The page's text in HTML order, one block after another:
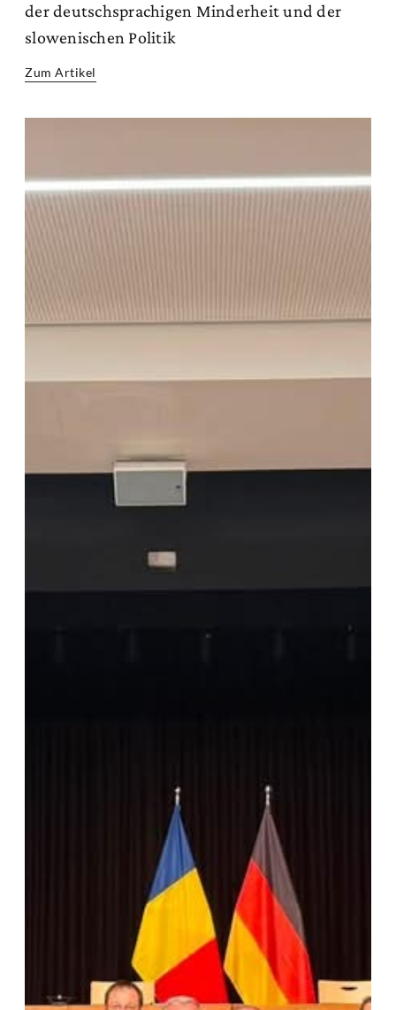
der deutschsprachigen Minderheit und der
slowenischen Politik
Zum Artikel